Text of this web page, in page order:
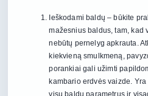
Ieškodami baldų – būkite
mažesnius baldus, tam, kad
nebūtų pernelyg apkrauta.
kiekvieną smulkmeną,
porankiai gali užimti
kambario erdvės vaizde.
visų baldų parametrus ir